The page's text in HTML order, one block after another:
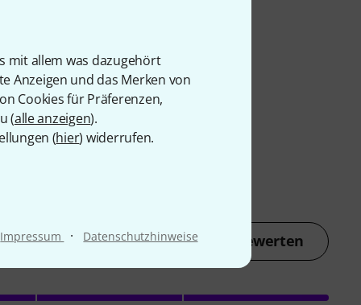
mit allem was dazugehört
Anzeigen und das Merken von
Cookies für Präferenzen,
(alle anzeigen).
(hier) widerrufen.
Impressum · Datenschutzhinweise Jetzt bewerten